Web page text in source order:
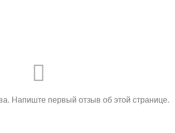
Напиште первый отзыв об этой странице.